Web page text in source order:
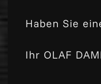
Haben Sie
Ihr OLAF